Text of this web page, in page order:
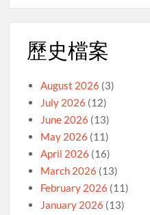
歷史檔案
August 2026 (3)
July 2026 (12)
June 2026 (13)
May 2026 (11)
April 2026 (16)
March 2026 (13)
February 2026 (11)
January 2026 (13)